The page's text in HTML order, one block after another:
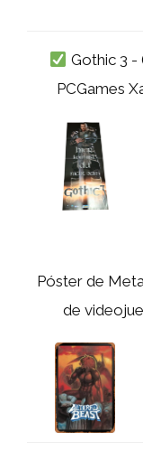
Gothic 3 -
PCGames
Póster de
de